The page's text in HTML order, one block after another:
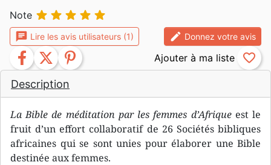
Description
La Bible de méditation par les femmes d’Afriqueest le
fruit d’un effort collaboratif de 26 Sociétés bibliques
africaines qui se sont unies pour élaborer une Bible
destinée aux femmes.
Note     
chat Lire les avis utilisateurs (1) edit Donnez votre avis
facebook twitter pinterest favorite_border